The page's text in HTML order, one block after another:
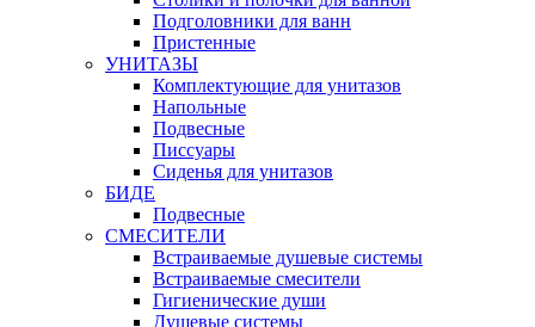
Подголовники для ванн
Пристенные
УНИТАЗЫ
Комплектующие для унитазов
Напольные
Подвесные
Писсуары
Сиденья для унитазов
БИДЕ
Подвесные
СМЕСИТЕЛИ
Встраиваемые душевые системы
Встраиваемые смесители
Гигиенические души
Душевые системы